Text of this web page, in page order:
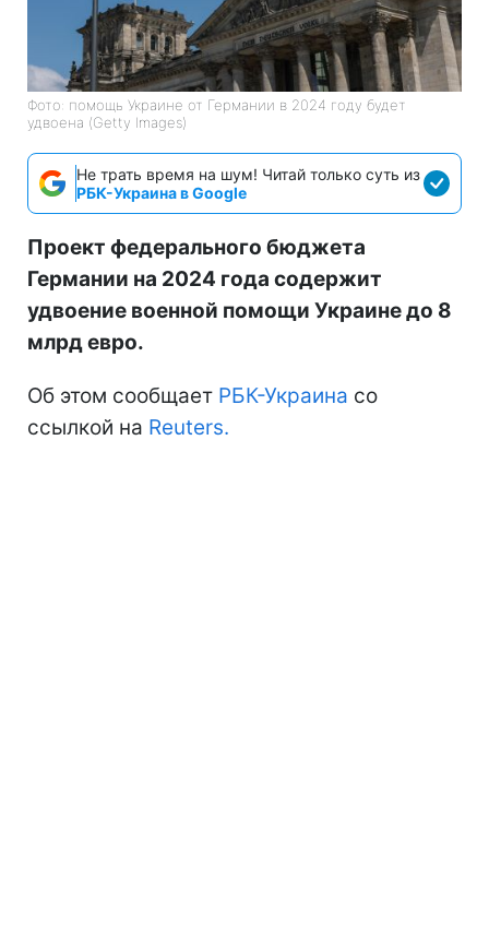
Фото: помощь Украине от Германии в 2024 году будет
удвоена (Getty Images)
Не трать время на шум! Читай только суть из
РБК-Украина в Google
Проект федерального бюджета
Германии на 2024 года содержит
удвоение военной помощи Украине до 8
млрд евро.
Об этом сообщает РБК-Украина со
ссылкой на Reuters.